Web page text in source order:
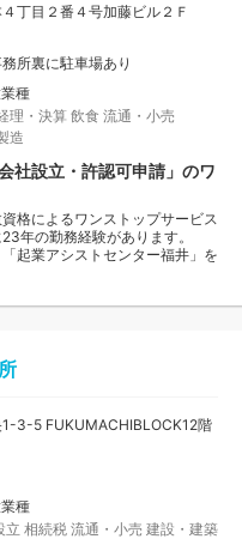
丁目２番４号加藤ビル２Ｆ
所裏に駐車場あり
種
理・決算 飲食 流通・小売
造
社設立・許認可申請」のワ
格によるワンストップサービス
年の勤務経験があります。
起業アシストセンター福井」を
3-5 FUKUMACHIBLOCK12階
種
立 相続税 流通・小売 建設・建築